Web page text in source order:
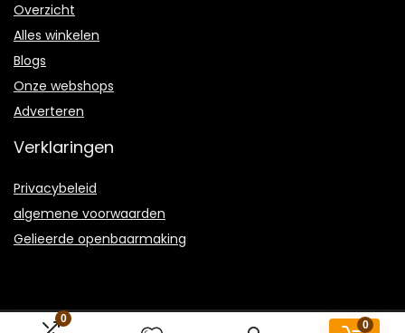
0
0
Overzicht
Alles winkelen
Blogs
Onze webshops
Adverteren
Verklaringen
Privacybeleid
algemene voorwaarden
Gelieerde openbaarmaking